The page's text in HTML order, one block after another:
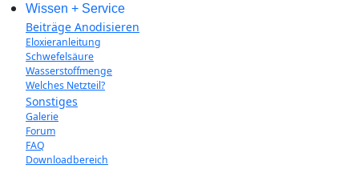
Wissen + Service
Beiträge Anodisieren
Eloxieranleitung
Schwefelsäure
Wasserstoffmenge
Welches Netzteil?
Sonstiges
Galerie
Forum
FAQ
Downloadbereich